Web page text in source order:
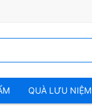
QUÀ LƯU NIỆM